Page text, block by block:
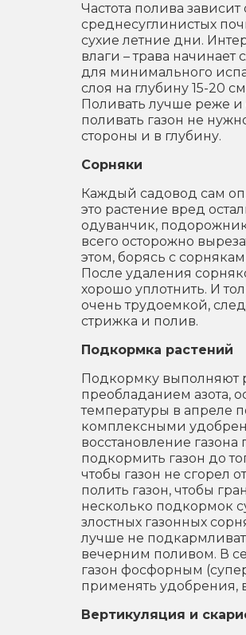
Частота полива
среднесуглинистых
сухие летние дни.
влаги – трава начинает
для минимального
слоя на глубину 15-20
Поливать лучше реже
поливать газон не
стороны и в глубину.
Сорняки
Каждый садовод сам
это растение вред
одуванчик,
всего осторожно
этом, борясь с
После удаления
хорошо уплотнить. И
очень трудоемкой,
стрижка и полив.
Подкормка растений
Подкормку выполняют
преобладанием азота,
температуры в апреле
комплексными
восстановление
подкормить газон до
чтобы газон не сгорел
полить газон, чтобы
несколько подкормок
злостных газонных
лучше не
вечерним поливом. В
газон фосфорным
применять удобрения, в
Вертикуляция и